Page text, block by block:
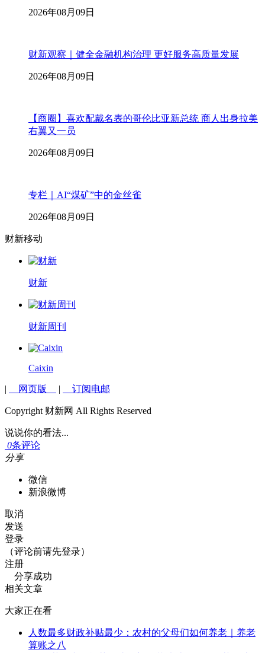
2026年08月09日
财新观察｜健全金融机构治理 更好服务高质量发展
2026年08月09日
【商圈】喜欢配戴名表的哥伦比亚新总统 商人出身拉美
右翼又一员
2026年08月09日
专栏｜AI“煤矿”中的金丝雀
2026年08月09日
财新移动
财新
财新周刊
Caixin
| 网页版 | 订阅电邮
Copyright 财新网 All Rights Reserved
说说你的看法...
0条评论
分享
微信
新浪微博
取消
发送
登录
（评论前请先登录）
注册
分享成功
相关文章
大家正在看
人数最多财政补贴最少：农村的父母们如何养老｜养老
算账之八